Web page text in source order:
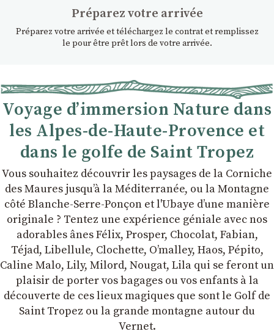
Préparez votre arrivée
Préparez votre arrivée et téléchargez le contrat et remplissez
le pour être prêt lors de votre arrivée.
Voyage d’immersion Nature dans
les Alpes-de-Haute-Provence et
dans le golfe de Saint Tropez
Vous souhaitez découvrir les paysages de la Corniche
des Maures jusqu’à la Méditerranée, ou la Montagne
côté Blanche-Serre-Ponçon et l'Ubaye dʼune manière
originale ? Tentez une expérience géniale avec nos
adorables ânes Félix, Prosper, Chocolat, Fabian,
Téjad, Libellule, Clochette, Oʼmalley, Haos, Pépito,
Caline Malo, Lily, Milord, Nougat, Lila qui se feront un
plaisir de porter vos bagages ou vos enfants à la
découverte de ces lieux magiques que sont le Golf de
Saint Tropez ou la grande montagne autour du
Vernet.